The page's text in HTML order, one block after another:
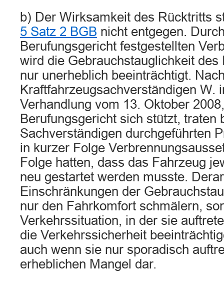
b) Der Wirksamkeit des Rücktritts
5 Satz 2 BGB nicht entgegen.
Berufungsgericht festgestellten
wird die Gebrauchstauglichkeit des
nur unerheblich beeinträchtigt.
Kraftfahrzeugsachverständigen W.
Verhandlung vom 13. Oktober
Berufungsgericht sich stützt, traten
Sachverständigen durchgeführten
in kurzer Folge
Folge hatten, dass das Fahrzeug
neu gestartet werden musste.
Einschränkungen der
nur den Fahrkomfort schmälern,
Verkehrssituation, in der sie
die Verkehrssicherheit
auch wenn sie nur sporadisch
erheblichen Mangel dar.